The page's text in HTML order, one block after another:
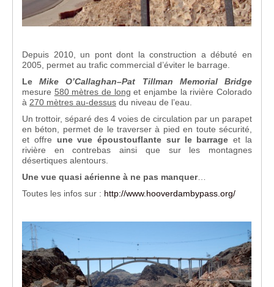
Depuis 2010, un pont dont la construction a débuté en
2005, permet au trafic commercial d’éviter le barrage.
LeMike O’Callaghan–Pat Tillman Memorial Bridge
mesure 580 mètres de long et enjambe la rivière Colorado
à 270 mètres au-dessus du niveau de l’eau.
Un trottoir, séparé des 4 voies de circulation par un parapet
en béton, permet de le traverser à pied en toute sécurité,
et offre une vue époustouflante sur le barrage et la
rivière en contrebas ainsi que sur les montagnes
désertiques alentours.
Une vue quasi aérienne à ne pas manquer…
Toutes les infos sur : http://www.hooverdambypass.org/